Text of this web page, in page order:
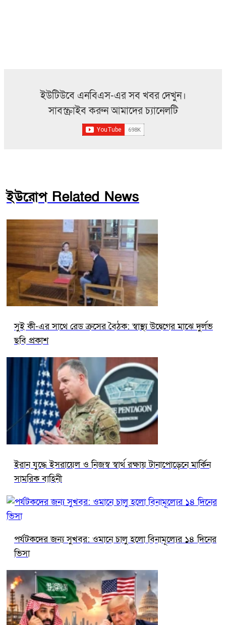
ইউটিউবে এনবিএস-এর সব খবর দেখুন।
সাবস্ক্রাইব করুন আমাদের চ্যানেলটি
ইউরোপ Related News
সুই কী-এর সাথে রেড ক্রসের বৈঠক: স্বাস্থ্য উদ্বেগের মাঝে দুর্লভ
ছবি প্রকাশ
ইরান যুদ্ধে ইসরায়েল ও নিজস্ব স্বার্থ রক্ষায় টানাপোড়েনে মার্কিন
সামরিক বাহিনী
পর্যটকদের জন্য সুখবর: ওমানে চালু হলো বিনামূল্যের ১৪ দিনের
ভিসা